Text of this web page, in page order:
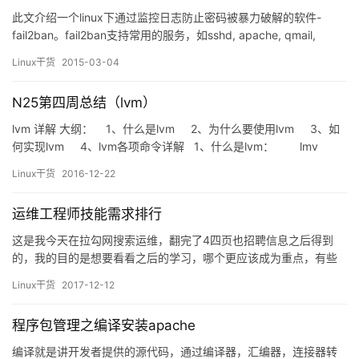
此文介绍一个linux下通过监控日志防止密码被暴力破解的软件-
fail2ban。fail2ban支持常用的服务，如sshd, apache, qmail,
时，可以通过iptables, tcp-wrapper, shorewall等方式阻止此IP的
Linux干货 2015-03-04
N25第四周总结（lvm）
lvm 详解 大纲： 1、什么是lvm 2、为什么要使用lvm 3、如
何实现lvm 4、lvm各项命令详解 1、什么是lvm： lmv
Linux干货 2016-12-22
运维工程师技能需求排行
这是我今天在拉勾网搜索运维，翻完了4四页也招聘信息之后得到
的，我的目的是想要看看之后的学习，哪个更应该成为重点，有些
吧，分享给大家。
验和工作经验累积的
Linux干货 2017-12-12
程序包管理之编译安装apache
编译就是讲开发者提供的源代码，通过编译器，汇编器，连接器转